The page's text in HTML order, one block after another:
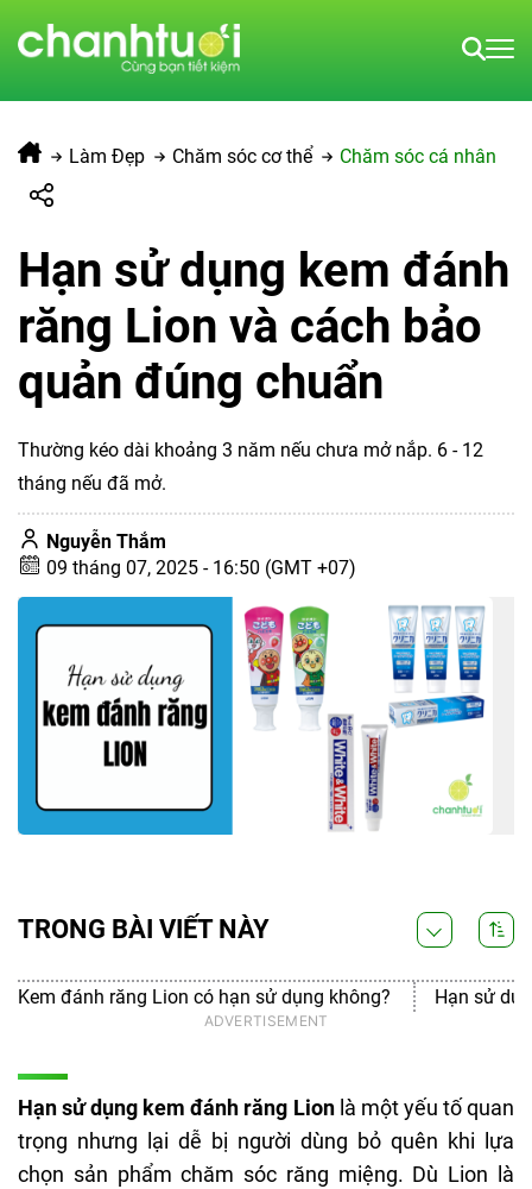
Làm Đẹp Chăm sóc cơ thể Chăm sóc cá nhân
Hạn sử dụng kem đánh
răng Lion và cách bảo
quản đúng chuẩn
Thường kéo dài khoảng 3 năm nếu chưa mở nắp. 6 - 12
tháng nếu đã mở.
Nguyễn Thắm
09 tháng 07, 2025 - 16:50 (GMT +07)
Hạn sử dụng kem đánh răng Lionlà một yếu tố quan
trọng nhưng lại dễ bị người dùng bỏ quên khi lựa
chọn sản phẩm chăm sóc răng miệng. Dù Lion là
TRONG BÀI VIẾT NÀY
Kem đánh răng Lion có hạn sử dụng không? Hạn sử